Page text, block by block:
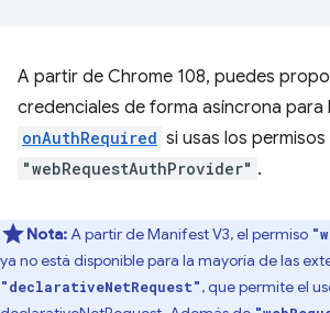
A partir de Chrome 108, puedes
credenciales de forma asíncrona para
onAuthRequired si usas los permisos
"webRequestAuthProvider" .
Nota:A partir de Manifest V3, el permiso
ya no está disponible para la mayoría de las
"declarativeNetRequest", que permite el